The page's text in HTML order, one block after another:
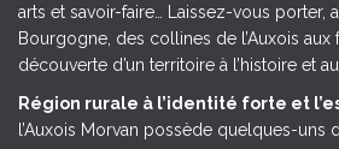
arts et savoir-faire… Laissez-vous porter,
Bourgogne, des collines de l’Auxois aux
découverte d’un territoire à l’histoire et
Région rurale à l’identité forte et
l’Auxois Morvan possède quelques-uns